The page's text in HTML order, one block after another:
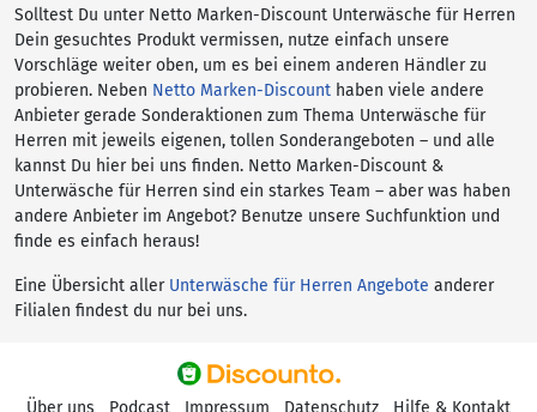
Solltest Du unter Netto Marken-Discount Unterwäsche für Herren
Dein gesuchtes Produkt vermissen, nutze einfach unsere
Vorschläge weiter oben, um es bei einem anderen Händler zu
probieren. Neben Netto Marken-Discount haben viele andere
Anbieter gerade Sonderaktionen zum Thema Unterwäsche für
Herren mit jeweils eigenen, tollen Sonderangeboten – und alle
kannst Du hier bei uns finden. Netto Marken-Discount &
Unterwäsche für Herren sind ein starkes Team – aber was haben
andere Anbieter im Angebot? Benutze unsere Suchfunktion und
finde es einfach heraus!
Eine Übersicht aller Unterwäsche für Herren Angebote anderer
Filialen findest du nur bei uns.
Über uns Podcast Impressum Datenschutz Hilfe & Kontakt